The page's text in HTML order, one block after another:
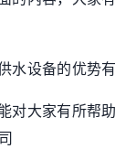
水设备的优势有
对大家有所帮